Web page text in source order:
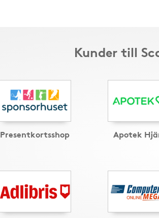
Kunder till
Presentkortsshop Apotek